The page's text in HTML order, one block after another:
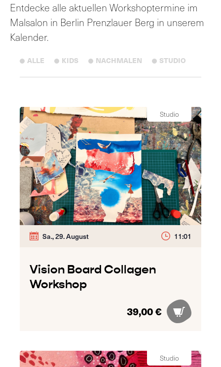
Entdecke alle aktuellen Workshoptermine im
Malsalon in Berlin Prenzlauer Berg in unserem
Kalender.
ALLE KIDS NACHMALEN STUDIO
Studio
Sa., 29. August 11:01
Vision Board Collagen
Workshop
39,00 €
Studio